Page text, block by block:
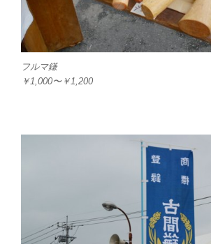
フルマ鎌
￥1,000〜￥1,200